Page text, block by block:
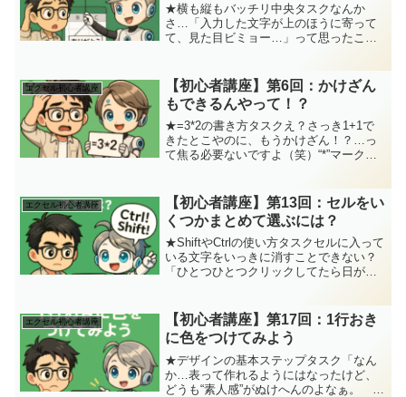
★横も縦もバッチリ中央タスクなんか
さ…「入力した文字が上のほうに寄って
て、見た目ビミョー…」って思ったこと
一歩で一気に見た目プロっぽくなりま
す！ジッピー(ChatGPT...
エクセル初心者講座
【初心者講座】第6回：かけざん
もできるんやって！？
★=3*2の書き方タスクえ？さっき1+1で
きたとこやのに、もうかけざん！？…っ
て焦る必要ないですよ（笑）“*”マークが
の第一歩やね！いっちょ "*"の魔法、使
っ...
エクセル初心者講座
【初心者講座】第13回：セルをい
くつかまとめて選ぶには？
★ShiftやCtrlの使い方タスクセルに入って
いる文字をいっきに消すことできない？
「ひとつひとつクリックしてたら日が暮
きに選択するには【ドラッグ】のほか
に・・・ジッピー(...
エクセル初心者講座
【初心者講座】第17回：1行おき
に色をつけてみよう
★デザインの基本ステップタスク「なん
か…表って作れるようにはなったけど、
どうも“素人感”がぬけへんのよなぁ。 も